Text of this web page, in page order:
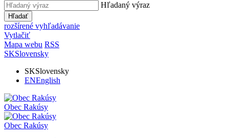
Hľadaný výraz
Hľadať
rozšírené vyhľadávanie
Vytlačiť
Mapa webu RSS
SKSlovensky
SKSlovensky
ENEnglish
Obec Rakúsy
Obec Rakúsy